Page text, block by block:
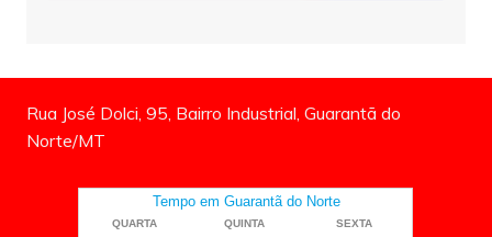
Rua José Dolci, 95, Bairro Industrial, Guarantã do
Norte/MT